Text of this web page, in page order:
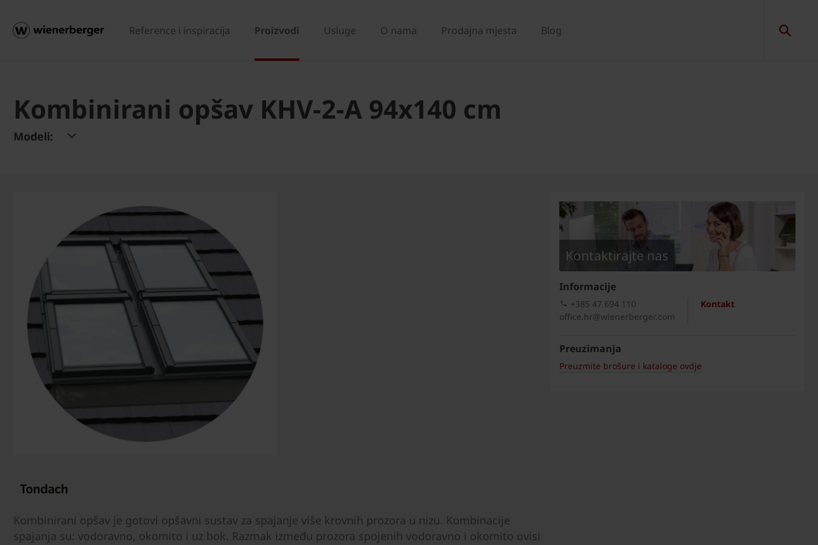
Reference i inspiracija Proizvodi Usluge O nama Prodajna mjesta Blog
Kombinirani opšav KHV-2-A 94x140 cm
Modeli:
Kombinirani opšav je gotovi opšavni sustav za spajanje više krovnih prozora u nizu. Kombinacije
spajanja su: vodoravno, okomito i uz bok. Razmak između prozora spojenih vodoravno i okomito ovisi
Kontaktirajte nas
Informacije
Kontakt
+385 47 694 110
office.hr@wienerberger.com
Preuzimanja
Preuzmite brošure i kataloge ovdje